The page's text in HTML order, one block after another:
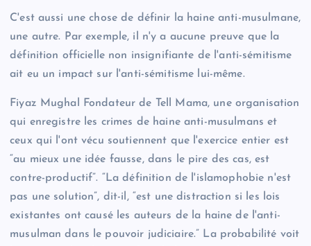
C'est aussi une chose de définir la haine anti-musulmane,
une autre. Par exemple, il n'y a aucune preuve que la
définition officielle non insignifiante de l'anti-sémitisme
ait eu un impact sur l'anti-sémitisme lui-même.
Fiyaz Mughal Fondateur de Tell Mama, une organisation
qui enregistre les crimes de haine anti-musulmans et
ceux qui l'ont vécu soutiennent que l'exercice entier est
“au mieux une idée fausse, dans le pire des cas, est
contre-productif”. “La définition de l'islamophobie n'est
pas une solution”, dit-il, “est une distraction si les lois
existantes ont causé les auteurs de la haine de l'anti-
musulman dans le pouvoir judiciaire.” La probabilité voit